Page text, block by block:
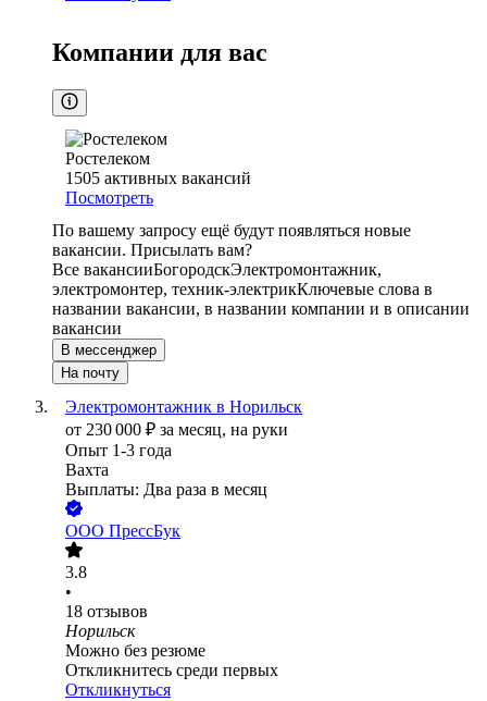
Компании для вас
Ростелеком
1505 активных вакансий
Посмотреть
По вашему запросу ещё будут появляться новые
вакансии. Присылать вам?
Все вакансииБогородскЭлектромонтажник,
электромонтер, техник-электрикКлючевые слова в
названии вакансии, в названии компании и в описании
вакансии
В мессенджер
На почту
Электромонтажник в Норильск
от 230 000 ₽ за месяц, на руки
Опыт 1-3 года
Вахта
Выплаты: Два раза в месяц
ООО ПрессБук
3.8
•
18 отзывов
Норильск
Можно без резюме
Откликнитесь среди первых
Откликнуться